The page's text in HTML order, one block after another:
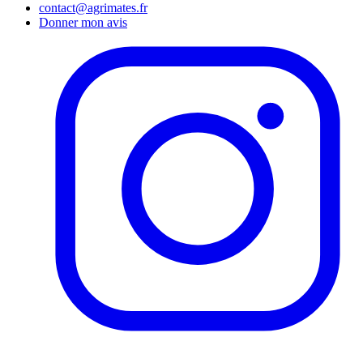
contact@agrimates.fr
Donner mon avis